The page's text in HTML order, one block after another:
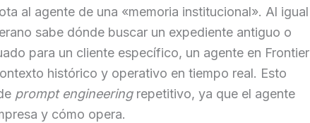
al agente de una «memoria institucional». Al igual
sabe dónde buscar un expediente antiguo o
para un cliente específico, un agente en Frontier
histórico y operativo en tiempo real. Esto
prompt engineeringrepetitivo, ya que el agente
y cómo opera.